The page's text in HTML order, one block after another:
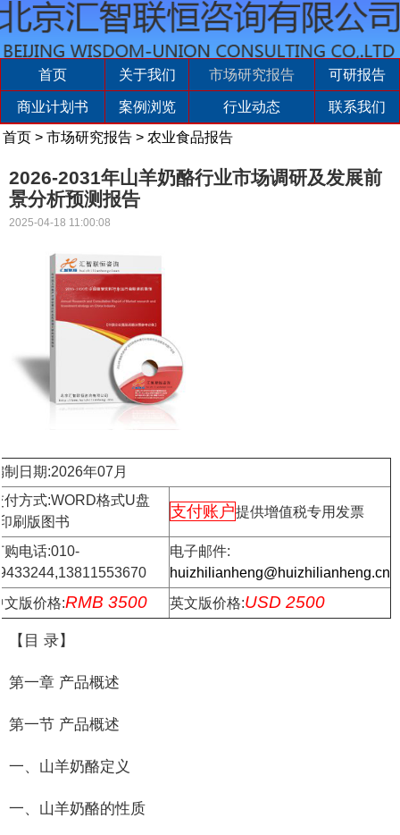
首页 关于我们 市场研究报告 可研报告
商业计划书 案例浏览 行业动态
联系我们
首页 > 市场研究报告 > 农业食品报告
2026-2031年山羊奶酪行业市场调研及发展前
景分析预测报告
2025-04-18 11:00:08
制日期:2026年07月
付方式:WORD格式U盘
刷版图书
支付账户提供增值税专用发票
购电话:010-
电子邮件:
huizhilianheng@huizhilianheng.cn
文版价格:RMB 3500 英文版价格:USD 2500
【目 录】
第一章 产品概述
第一节 产品概述
一、山羊奶酪定义
一、山羊奶酪的性质